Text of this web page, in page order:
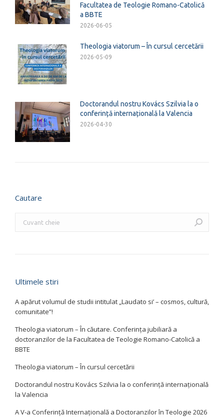
Facultatea de Teologie Romano-Catolică
a BBTE
2026-06-05
Theologia viatorum – În cursul cercetării
2026-05-09
Doctorandul nostru Kovács Szilvia la o
conferință internațională la Valencia
2026-04-30
Cautare
Ultimele stiri
A apărut volumul de studii intitulat „Laudato si’ – cosmos, cultură,
comunitate”!
Theologia viatorum – În căutare. Conferința jubiliară a
doctoranzilor de la Facultatea de Teologie Romano-Catolică a
BBTE
Theologia viatorum – În cursul cercetării
Doctorandul nostru Kovács Szilvia la o conferință internațională
la Valencia
A V-a Conferință Internațională a Doctoranzilor în Teologie 2026